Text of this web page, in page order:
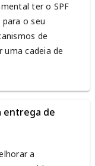
ter o SPF
o seu
de
cadeia de
entrega de
a